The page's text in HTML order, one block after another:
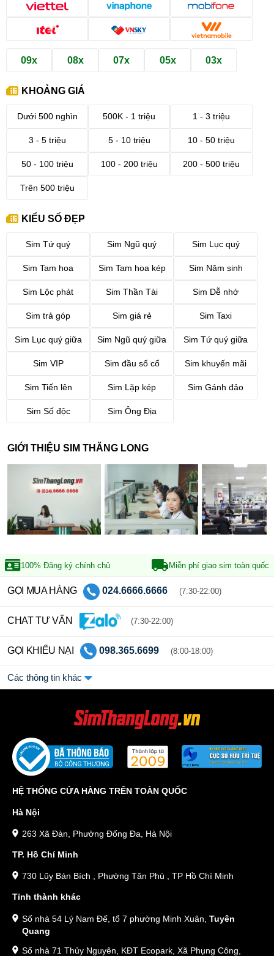
09x 08x 07x 05x 03x
KHOẢNG GIÁ
Dưới 500 nghìn 500K - 1 triệu 1 - 3 triệu
3 - 5 triệu 5 - 10 triệu 10 - 50 triệu
50 - 100 triệu 100 - 200 triệu 200 - 500 triệu
Trên 500 triệu
KIỂU SỐ ĐẸP
Sim Tứ quý Sim Ngũ quý Sim Lục quý
Sim Tam hoa Sim Tam hoa kép Sim Năm sinh
Sim Lộc phát Sim Thần Tài Sim Dễ nhớ
Sim trả góp Sim giá rẻ Sim Taxi
Sim Lục quý giữa Sim Ngũ quý giữa Sim Tứ quý giữa
Sim VIP Sim đầu số cổ Sim khuyến mãi
Sim Tiến lên Sim Lặp kép Sim Gánh đảo
Sim Số độc Sim Ông Địa
GIỚI THIỆU SIM THĂNG LONG
100% Đăng ký chính chủ Miễn phí giao sim toàn quốc
GỌI MUA HÀNG 024.6666.6666 (7:30-22:00)
CHAT TƯ VẤN (7:30-22:00)
GỌI KHIẾU NẠI 098.365.6699 (8:00-18:00)
Các thông tin khác
HỆ THỐNG CỬA HÀNG TRÊN TOÀN QUỐC
Hà Nội
263 Xã Đàn, Phường Đống Đa, Hà Nội
TP. Hồ Chí Minh
730 Lũy Bán Bích , Phường Tân Phú , TP Hồ Chí Minh
Tỉnh thành khác
Số nhà 54 Lý Nam Đế, tổ 7 phường Minh Xuân, Tuyên
Quang
Số nhà 71 Thủy Nguyên, KĐT Ecopark, Xã Phụng Công,